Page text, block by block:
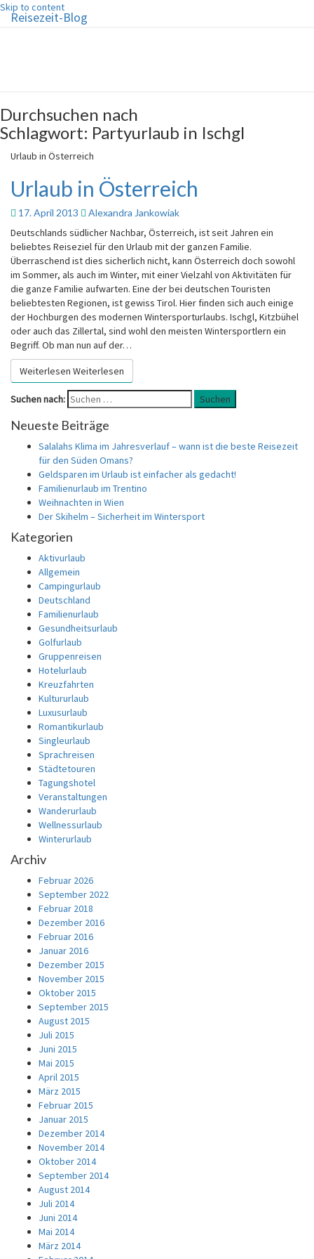
Skip to content
Reisezeit-Blog
Durchsuchen nach
Schlagwort: Partyurlaub in Ischgl
Urlaub in Österreich
Urlaub in Österreich
17. April 2013 Alexandra Jankowiak
Deutschlands südlicher Nachbar, Österreich, ist seit Jahren ein
beliebtes Reiseziel für den Urlaub mit der ganzen Familie.
Überraschend ist dies sicherlich nicht, kann Österreich doch sowohl
im Sommer, als auch im Winter, mit einer Vielzahl von Aktivitäten für
die ganze Familie aufwarten. Eine der bei deutschen Touristen
beliebtesten Regionen, ist gewiss Tirol. Hier finden sich auch einige
der Hochburgen des modernen Wintersporturlaubs. Ischgl, Kitzbühel
oder auch das Zillertal, sind wohl den meisten Wintersportlern ein
Begriff. Ob man nun auf der…
Weiterlesen Weiterlesen
Suchen nach: Suchen
Neueste Beiträge
Salalahs Klima im Jahresverlauf – wann ist die beste Reisezeit
für den Süden Omans?
Geldsparen im Urlaub ist einfacher als gedacht!
Familienurlaub im Trentino
Weihnachten in Wien
Der Skihelm – Sicherheit im Wintersport
Kategorien
Aktivurlaub
Allgemein
Campingurlaub
Deutschland
Familienurlaub
Gesundheitsurlaub
Golfurlaub
Gruppenreisen
Hotelurlaub
Kreuzfahrten
Kultururlaub
Luxusurlaub
Romantikurlaub
Singleurlaub
Sprachreisen
Städtetouren
Tagungshotel
Veranstaltungen
Wanderurlaub
Wellnessurlaub
Winterurlaub
Archiv
Februar 2026
September 2022
Februar 2018
Dezember 2016
Februar 2016
Januar 2016
Dezember 2015
November 2015
Oktober 2015
September 2015
August 2015
Juli 2015
Juni 2015
Mai 2015
April 2015
März 2015
Februar 2015
Januar 2015
Dezember 2014
November 2014
Oktober 2014
September 2014
August 2014
Juli 2014
Juni 2014
Mai 2014
März 2014